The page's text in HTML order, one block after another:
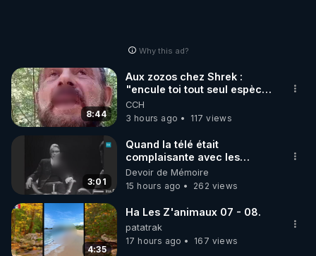
Why this ad?
8:44
Aux zozos chez Shrek :
"encule toi tout seul espèce
de mal polish"
CCH
3 hours ago
117 views
3:01
Quand la télé était
complaisante avec les
pédophiles
Devoir de Mémoire
15 hours ago
262 views
4:35
Ha Les Z'animaux 07 - 08.
patatrak
17 hours ago
167 views